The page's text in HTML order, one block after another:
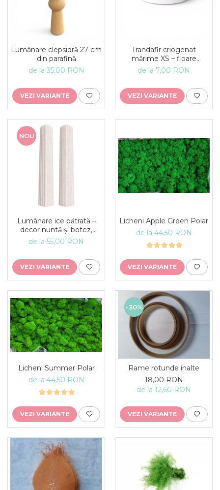
Lumânare clepsidră 27 cm
din parafină
de la 35,00 RON
VEZI VARIANTE
Trandafir criogenat
mărime XS – floare
decorativă naturală
de la 7,00 RON
VEZI VARIANTE
NOU
Lumânare ice pătrată –
decor nuntă și botez,
lumânare eveniment
de la 55,00 RON
VEZI VARIANTE
Licheni Apple Green Polar
de la 44,50 RON
VEZI VARIANTE
Licheni Summer Polar
de la 44,50 RON
VEZI VARIANTE
-30%
Rame rotunde inalte
18,00 RON
de la 12,60 RON
VEZI VARIANTE